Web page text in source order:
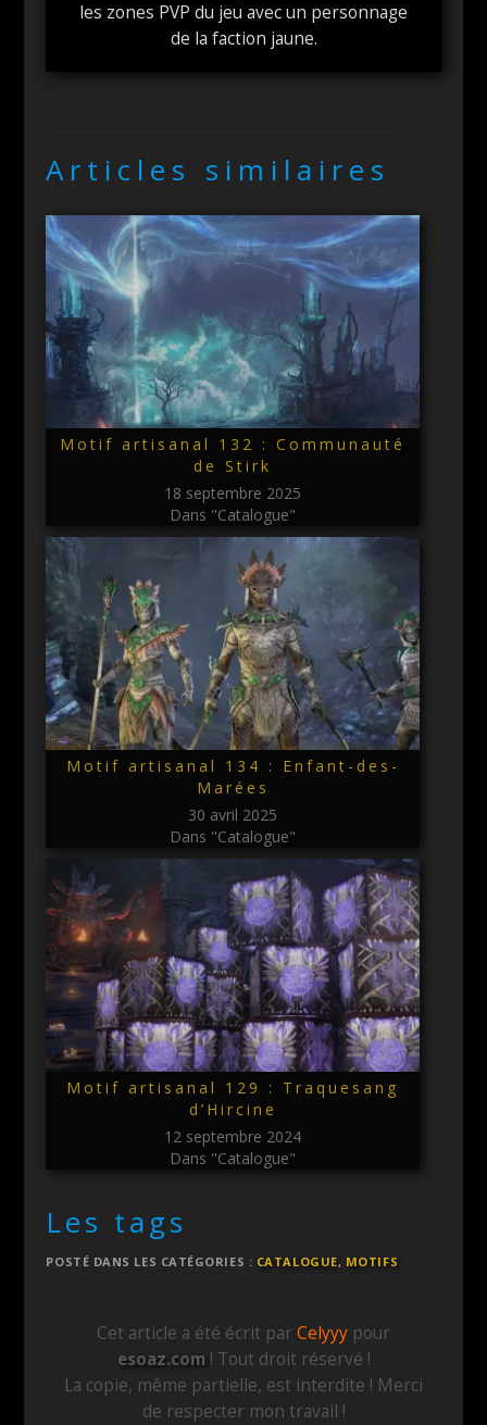
les zones PVP du jeu avec un personnage
de la faction jaune.
Articles similaires
Motif artisanal 132 : Communauté
de Stirk
18 septembre 2025
Dans "Catalogue"
Motif artisanal 134 : Enfant-des-
Marées
30 avril 2025
Dans "Catalogue"
Motif artisanal 129 : Traquesang
d’Hircine
12 septembre 2024
Dans "Catalogue"
Les tags
POSTÉ DANS LES CATÉGORIES : CATALOGUE, MOTIFS
Cet article a été écrit par Celyyy pour
esoaz.com ! Tout droit réservé !
La copie, même partielle, est interdite ! Merci
de respecter mon travail !